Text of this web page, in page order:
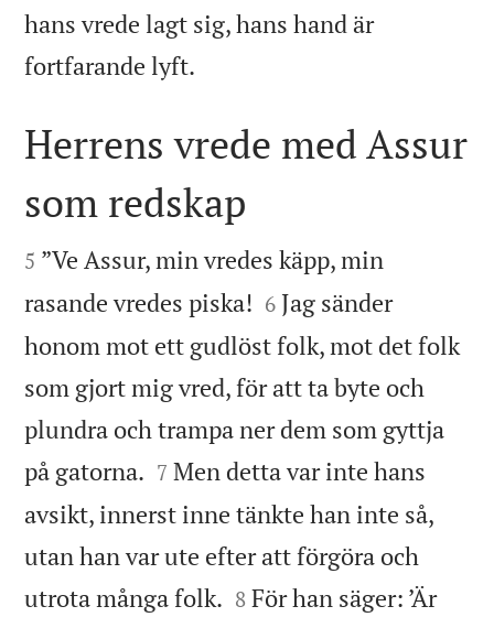
hans vrede lagt sig, hans hand är
fortfarande lyft.

Herrens vrede med Assur
som redskap

5 ”Ve Assur, min vredes käpp, min
rasande vredes piska! 

6 Jag sänder
honom mot ett gudlöst folk, mot det folk
som gjort mig vred, för att ta byte och
plundra och trampa ner dem som gyttja
på gatorna. 

7 Men detta var inte hans
avsikt, innerst inne tänkte han inte så,
utan han var ute efter att förgöra och
utrota många folk. 

8 För han säger: ’Är